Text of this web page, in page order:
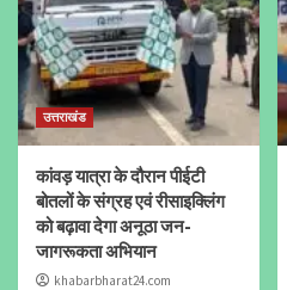
उत्तराखंड
कांवड़ यात्रा के दौरान पीईटी
बोतलों के संग्रह एवं रीसाइक्लिंग
को बढ़ावा देगा अनूठा जन-
जागरूकता अभियान
khabarbharat24.com